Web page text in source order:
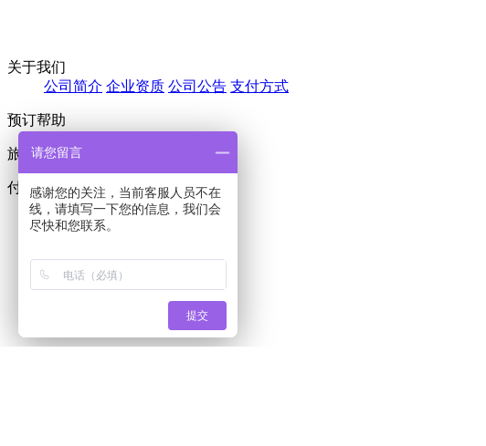
关于我们
公司简介 企业资质 公司公告 支付方式
预订帮助
旅游合同签署
付款和发票
请您留言
感谢您的关注，当前客服人员不在
线，请填写一下您的信息，我们会
尽快和您联系。
提交